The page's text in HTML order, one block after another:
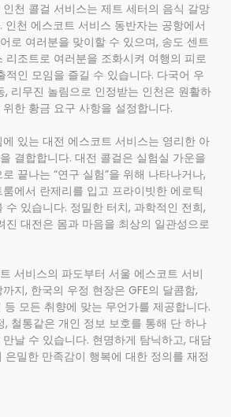
천 콜걸 서비스는 제트 세터의 음식 갈망
인천 에스코트 서비스 동반자는 공항에서
로 여러분을 맞이할 수 있으며, 송도 센트
리조트로 여러분을 조화시켜 여행의 피로
적인 모임을 즐길 수 있습니다. 다국어 우
, 리무진 놀림으로 인정받는 인천은 원활하
한 황금 요구 사항을 설정합니다.
있는 대전 에스코트 서비스는 영리한 아
결합합니다. 대전 콜걸은 실험실 가운을
끝나는 “연구 실험”을 위해 나타나거나,
에서 란제리를 입고 프라이빗한 에로틱
수 있습니다. 정밀한 터치, 과학적인 전희,
진 대전은 몸과 마음을 최상의 일관성으로
서비스의 파도부터 서울 에스코트 서비
지, 한국의 우정 현장은 GFE의 달콤함,
등 모든 취향에 맞는 무언가를 제공합니다.
, 철통같은 개인 정보 보호를 통해 단 하나
날 수 있습니다. 현명하게 탐닉하고, 대담
은밀한 만족감이 행복에 대한 정의를 재정